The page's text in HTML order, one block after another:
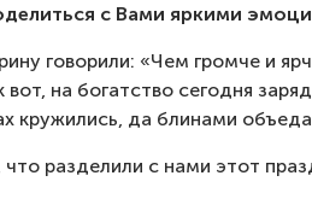
с Вами яркими
говорили: «Чем громче и
вот, на богатство сегодня
кружились, да блинами
разделили с нами этот